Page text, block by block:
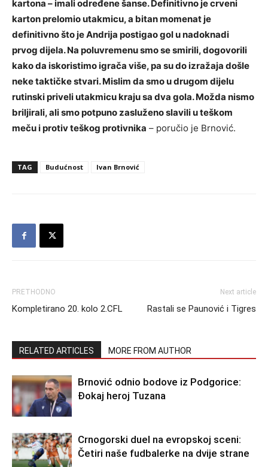
kartona – imali određene šanse. Definitivno je crveni
karton prelomio utakmicu, a bitan momenat je
definitivno što je Andrija postigao gol u nadoknadi
prvog dijela. Na poluvremenu smo se smirili, dogovorili
kako da iskoristimo igrača više, pa su do izražaja došle
neke taktičke stvari. Mislim da smo u drugom dijelu
rutinski priveli utakmicu kraju sa dva gola. Možda nismo
briljirali, ali smo potpuno zasluženo slavili u teškom
meču i protiv teškog protivnika – poručio je Brnović.
TAG Budućnost Ivan Brnović
PRETHODNO
Kompletirano 20. kolo 2.CFL
Next article
Rastali se Paunović i Tigres
RELATED ARTICLES MORE FROM AUTHOR
Brnović odnio bodove iz Podgorice:
Đokaj heroj Tuzana
Crnogorski duel na evropskoj sceni:
Četiri naše fudbalerke na dvije strane